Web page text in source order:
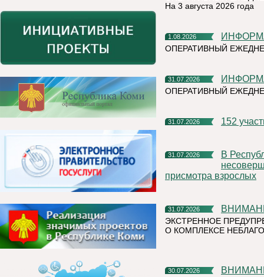
На 3 августа 2026 года
1.08.2026
ОПЕРАТИВНЫЙ
31.07.2026
ОПЕРАТИВНЫЙ
31.07.2026 152
31.07.2026
В Республике Коми участились случаи нахождения и купания
присмотра взрослых
31.07.2026
ЭКСТРЕННОЕ
О КОМПЛЕКСЕ
30.07.2026